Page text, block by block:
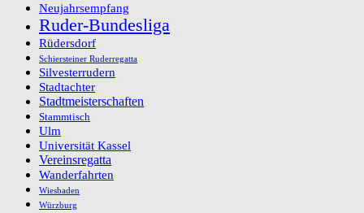
Neujahrsempfang
Ruder-Bundesliga
Rüdersdorf
Schiersteiner Ruderregatta
Silvesterrudern
Stadtachter
Stadtmeisterschaften
Stammtisch
Ulm
Universität Kassel
Vereinsregatta
Wanderfahrten
Wiesbaden
Würzburg